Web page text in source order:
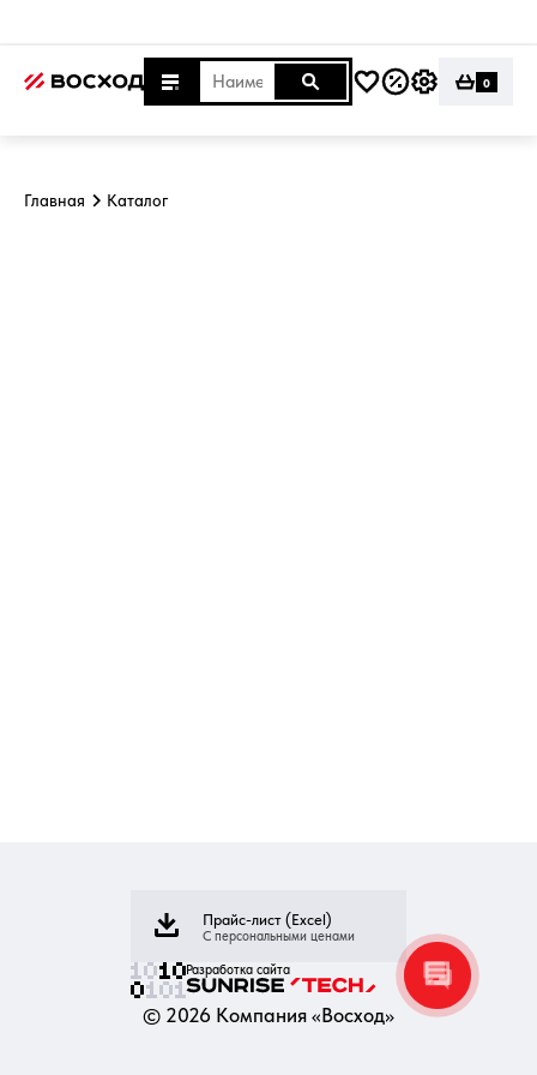
0
Главная Каталог
Прайс-лист (Excel)
С персональными ценами
Разработка сайта
© 2026 Компания «Восход»